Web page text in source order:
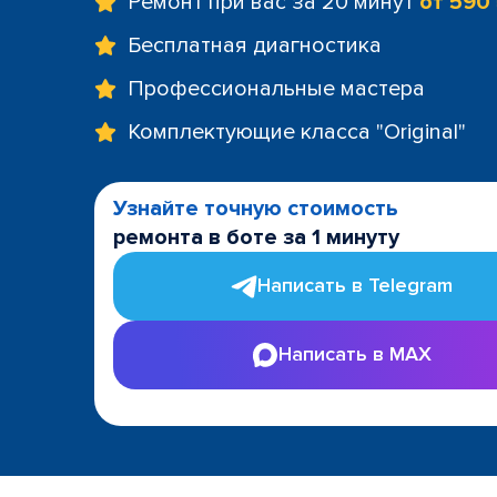
Бесплатная диагностика
Профессиональные мастера
Комплектующие класса "Original"
Узнайте точную стоимость
ремонта в боте за 1 минуту
Написать в Telegram
Написать в MAX